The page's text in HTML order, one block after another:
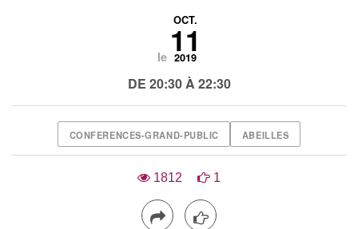
le
OCT.
11
2019
DE 20:30 À 22:30
CONFERENCES-GRAND-PUBLIC ABEILLES
1812 1